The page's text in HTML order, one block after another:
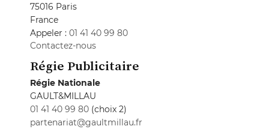
75016 Paris
France
Appeler : 01 41 40 99 80
Contactez-nous
Régie Publicitaire
Régie Nationale
GAULT&MILLAU
01 41 40 99 80 (choix 2)
partenariat@gaultmillau.fr